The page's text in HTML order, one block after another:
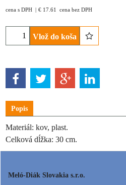
cena s DPH € 17.61 cena bez DPH
Vlož do koša
Popis
Materiál: kov, plast.
Celková dĺžka: 30 cm.
Meló-Diák Slovakia s.r.o.